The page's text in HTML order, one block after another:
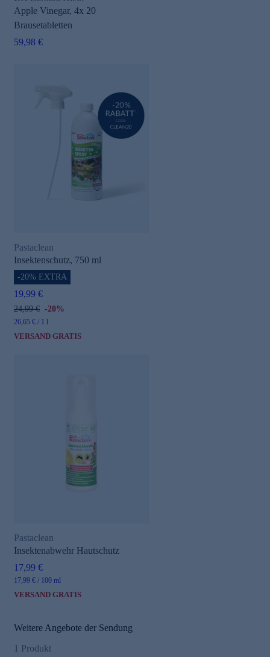
Apple Vinegar, 4x 20
Brausetabletten
59,98 €
Pastaclean
Insektenschutz, 750 ml
-20% EXTRA
19,99 €
24,99 € -20%
26,65 € / 1 l
VERSAND GRATIS
Pastaclean
Insektenabwehr Hautschutz
17,99 €
17,99 € / 100 ml
VERSAND GRATIS
Weitere Angebote der Sendung
1 Produkt